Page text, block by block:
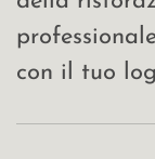
con il tuo